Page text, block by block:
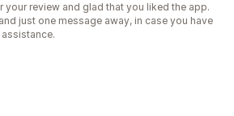
your review and glad that you liked the app.
just one message away, in case you have